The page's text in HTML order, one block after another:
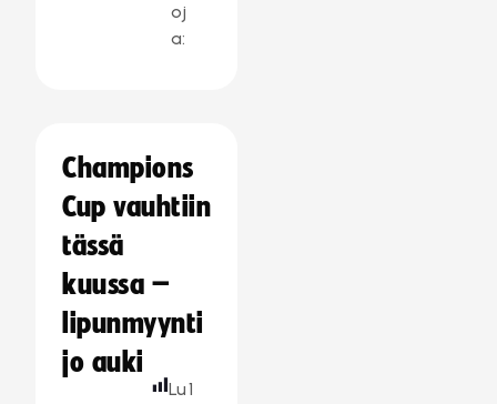
oj
a:
Champions
Cup vauhtiin
tässä
kuussa –
lipunmyynti
jo auki
Lu1